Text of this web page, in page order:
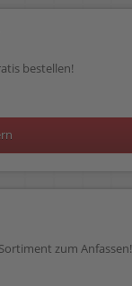
bestellen!
zum Anfassen!